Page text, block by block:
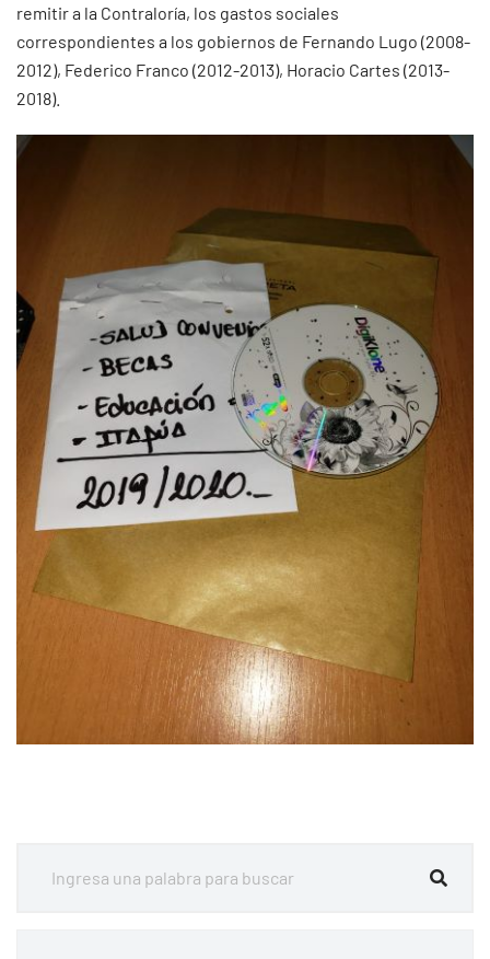
remitir a la Contraloría, los gastos sociales
correspondientes a los gobiernos de Fernando Lugo (2008-
2012), Federico Franco (2012-2013), Horacio Cartes (2013-
2018).